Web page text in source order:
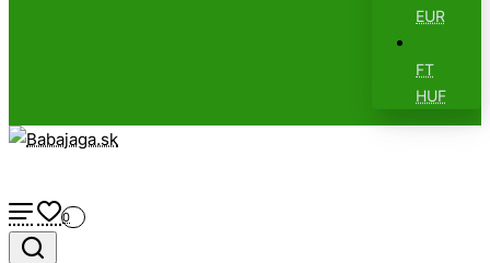
EUR
FT
HUF
0